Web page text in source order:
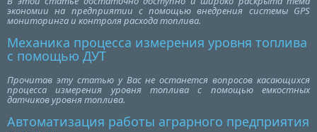
экономии на предприятии с помощью внедрения системы GPS
мониторинга и контроля расхода топлива.
Механика процесса измерения уровня топлива
с помощью ДУТ
Прочитав эту статью у Вас не останется вопросов касающихся
процесса измерения уровня топлива с помощью емкостных
датчиков уровня топлива.
Автоматизация работы аграрного предприятия